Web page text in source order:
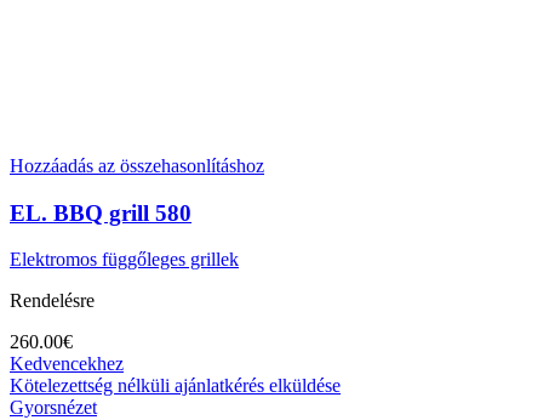
Hozzáadás az összehasonlításhoz
EL. BBQ grill 580
Elektromos függőleges grillek
Rendelésre
260.00€
Kedvencekhez
Kötelezettség nélküli ajánlatkérés elküldése
Gyorsnézet